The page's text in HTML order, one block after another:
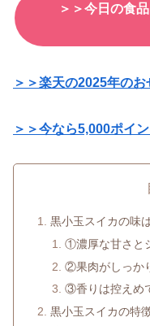
＞＞今日の食
＞＞楽天の2025年の
＞＞今なら5,000ポイ
黒小玉スイカの味
①濃厚な甘さと
②果肉がしっか
③香りは控えめ
黒小玉スイカの特